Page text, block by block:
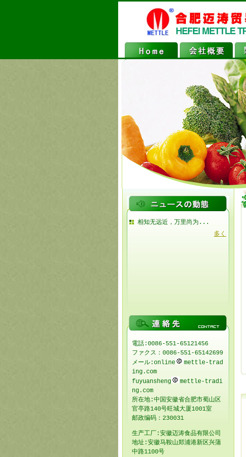
相知无远近，万里尚为...
多く
電話:0086-551-65121456
ファクス：0086-551-65142699
メール:online
mettle-trad
ing.com
fuyuansheng
mettle-tradi
ng.com
所在地:中国安徽省合肥市蜀山区
官亭路140号旺城大厦1001室
邮政编码：230031
生产工厂:安徽迈涛食品有限公司
地址:安徽马鞍山郑浦港新区兴蒲
中路1100号